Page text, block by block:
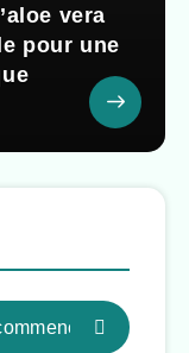
vera
pour une